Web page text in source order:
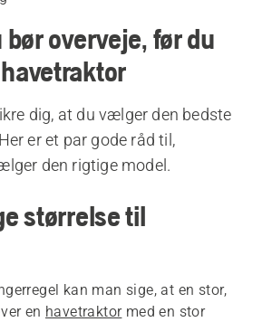
overveje, før du
dig, at du vælger den bedste
er et par gode råd til,
den rigtige model.
størrelse til
kan man sige, at en stor,
en havetraktormed en stor